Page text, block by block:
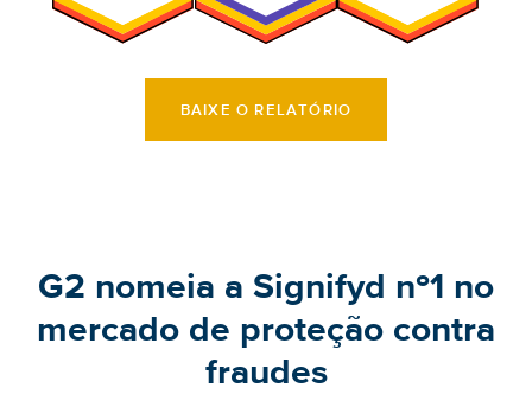
BAIXE O RELATÓRIO
G2 nomeia a Signifyd nº1 no
mercado de proteção contra
fraudes